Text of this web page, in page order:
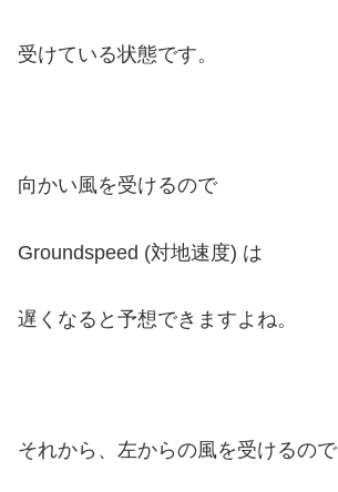
受けている状態です。
向かい風を受けるので
Groundspeed (対地速度) は
遅くなると 予想できますよね。
それから、左からの風を受けるので